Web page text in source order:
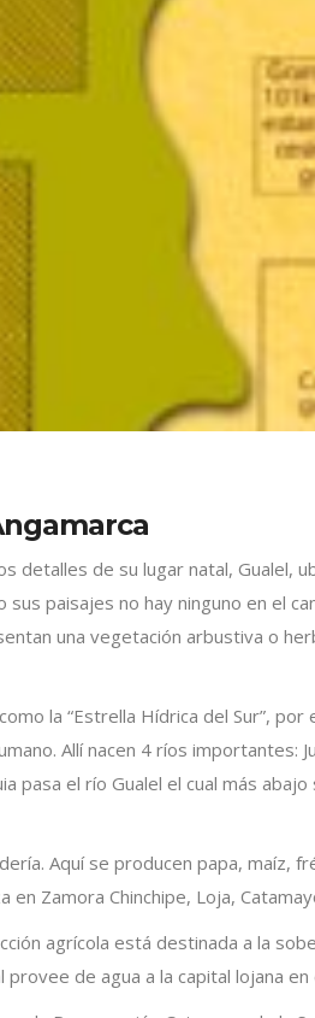
detalles de su lugar natal, Gualel,
paisajes no hay ninguno en el
una vegetación arbustiva o
la “Estrella Hídrica del Sur”,
Allí nacen 4 ríos importantes:
pasa el río Gualel el cual más
Aquí se producen papa, maíz,
Zamora Chinchipe, Loja,
agrícola está destinada a la
de agua a la capital lojana